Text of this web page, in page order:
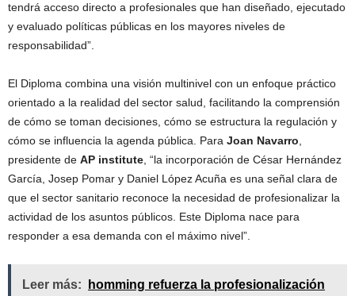
tendrá acceso directo a profesionales que han diseñado, ejecutado
y evaluado políticas públicas en los mayores niveles de
responsabilidad”.
El Diploma combina una visión multinivel con un enfoque práctico
orientado a la realidad del sector salud, facilitando la comprensión
de cómo se toman decisiones, cómo se estructura la regulación y
cómo se influencia la agenda pública. Para Joan Navarro,
presidente de AP institute, “la incorporación de César Hernández
García, Josep Pomar y Daniel López Acuña es una señal clara de
que el sector sanitario reconoce la necesidad de profesionalizar la
actividad de los asuntos públicos. Este Diploma nace para
responder a esa demanda con el máximo nivel”.
Leer más:
homming refuerza la profesionalización